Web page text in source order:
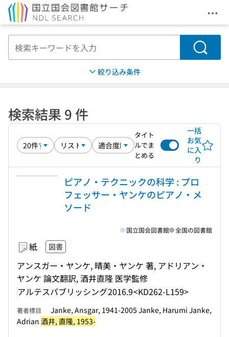
メ
検索
絞り込み条件
検索結果 9 件
タイト
ルでま
とめる
一括
お気
に入
り
ピアノ・テクニックの科学 : プロ
フェッサー・ヤンケのピアノ・メ
ソード
紙 図書
アンスガー・ヤンケ, 晴美・ヤンケ 著, アドリアン・
ヤンケ 論文翻訳, 酒井直隆 医学監修
アルテスパブリッシング2016.9<KD262-L159>
国立国会図書館 全国の図書館
著者標目
Janke, Ansgar, 1941-2005 Janke, Harumi Janke,
Adrian 酒井, 直隆, 1953-